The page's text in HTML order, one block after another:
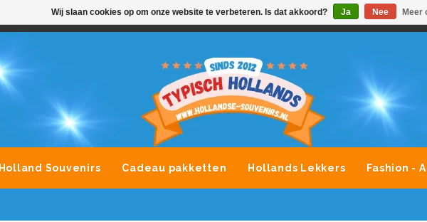
AVONDLEVERING MOGELIJK ALLE MERKEN SOUVENIRS
Holland Souvenirs Cadeau pakketten Hollands Lekkers Fashion -
Wij slaan cookies op om onze website te verbeteren. Is dat akkoord? Ja Nee Meer